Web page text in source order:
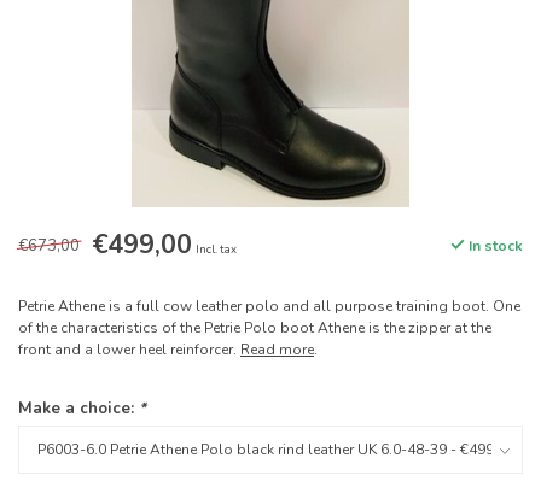
€673,00 €499,00 Incl. tax In stock
Petrie Athene is a full cow leather polo and all purpose training boot. One
of the characteristics of the Petrie Polo boot Athene is the zipper at the
front and a lower heel reinforcer. Read more.
Make a choice: *